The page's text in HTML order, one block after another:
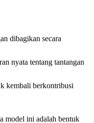
dibagikan secara
nyata tentang tantangan
kembali berkontribusi
model ini adalah bentuk